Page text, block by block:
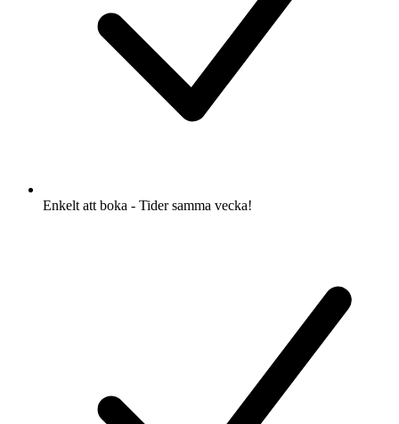
Enkelt att boka - Tider samma vecka!